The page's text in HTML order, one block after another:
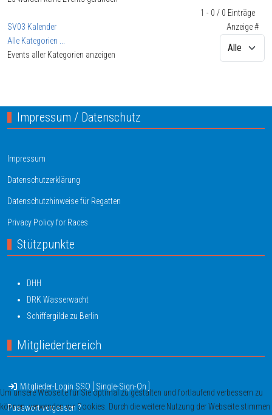
1 - 0 / 0 Einträge
Anzeige #
SV03 Kalender
Alle Kategorien ...
Events aller Kategorien anzeigen
Impressum / Datenschutz
Impressum
Datenschutzerklärung
Datenschutzhinweise für Regatten
Privacy Policy for Races
Stützpunkte
DHH
DRK Wasserwacht
Schiffergilde zu Berlin
Mitgliederbereich
Mitglieder-Login SSO [ Single-Sign-On ]
Passwort vergessen ?
Um unsere Webseite für Sie optimal zu gestalten und fortlaufend verbessern zu
können, verwenden wir Cookies. Durch die weitere Nutzung der Webseite stimmen